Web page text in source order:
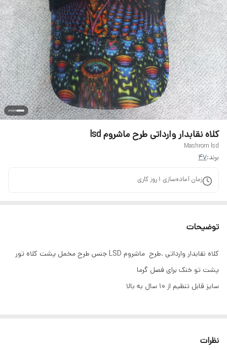
کلاه نقابدار وارداتی طرح ماشروم lsd
Mashrom lsd
برند:47
زمان آماده‌سازی 1 روز کاری
توضیحات
کلاه نقابدار وارداتی .طرح ماشروم LSD جنس طرح مخمل پشت کلاه تور
پشت تو خنک برای فصل گرما
سایز قابل تنظیم از ۱۰ سال به بالا
نظرات